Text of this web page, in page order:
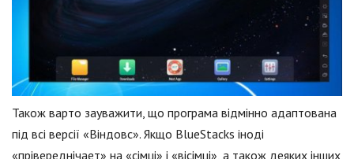
Також варто зауважити, що програма відмінно адаптована
під всі версії «Віндовс». Якщо BlueStacks іноді
«прівереднічает» на «сімці» і «вісімці», а також деяких інших